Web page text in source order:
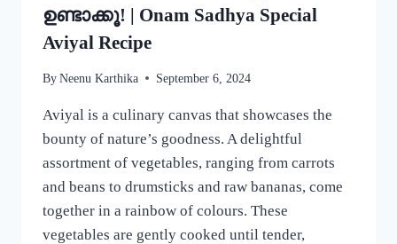
ഉണ്ടാക്കൂ! | Onam Sadhya Special
Aviyal Recipe
By Neenu Karthika September 6, 2024
Aviyal is a culinary canvas that showcases the
bounty of nature’s goodness. A delightful
assortment of vegetables, ranging from carrots
and beans to drumsticks and raw bananas, come
together in a rainbow of colours. These
vegetables are gently cooked until tender,